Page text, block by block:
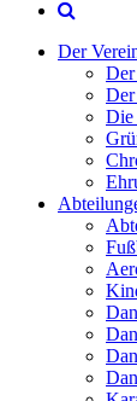
Der
Der
Der
Die